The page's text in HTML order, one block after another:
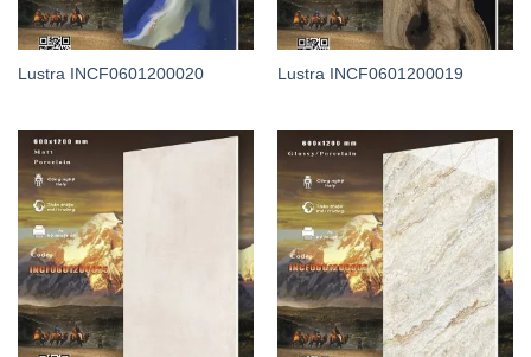
Lustra INCF0601200020 Lustra INCF0601200019